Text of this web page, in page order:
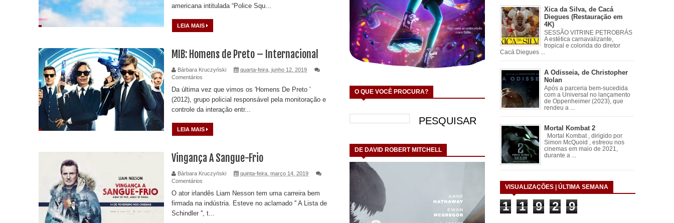
O QUE VOCÊ PROCURA?
DE DAVID ROBERT MITCHELL
americana intitulada “Police Squ...
LEIA MAIS
MIB: Homens de Preto – Internacional
Bárbara Kruczyński
quarta-feira, junho 12, 2019
Comentários
Da última vez que vimos os 'Homens De Preto '
(2012), grupo policial responsável pela monitoração e
controle da interação entr...
LEIA MAIS
Vingança A Sangue-Frio
Bárbara Kruczyński
quinta-feira, março 14, 2019
Comentários
O ator irlandês Liam Nesson tem uma carreira bem
firmada na indústria. Esteve no aclamado '' A Lista de
Schindler '', t...
Xica da Silva, de Cacá
Diegues (Restauração em
4K)
SESSÃO VITRINE PETROBRÁS
A estética carnavalizante,
tropical e colorida do diretor
Cacá Diegues ...
A Odisseia, de Christopher
Nolan
Após a parceria bem-sucedida
com a Universal no lançamento
de Oppenheimer (2023), que
rendeu a ...
Mortal Kombat 2
Mortal Kombat , dirigido por
Simon McQuoid , estreou nos
cinemas em maio de 2021,
durante a ...
VISUALIZAÇÕES | ÚLTIMA SEMANA
1 1 9 2 9